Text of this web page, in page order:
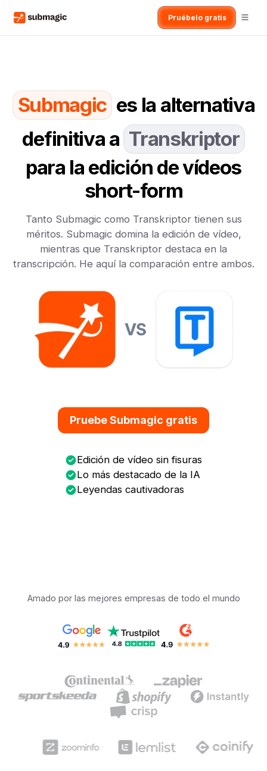
Pruébelo gratis
Submagic es la alternativa
definitiva a Transkriptor
para la edición de vídeos
short-form
Tanto Submagic como Transkriptor tienen sus
méritos. Submagic domina la edición de vídeo,
mientras que Transkriptor destaca en la
transcripción. He aquí la comparación entre ambos.
Pruebe Submagic gratis
Edición de vídeo sin fisuras
Lo más destacado de la IA
Leyendas cautivadoras
Amado por las mejores empresas de todo el mundo